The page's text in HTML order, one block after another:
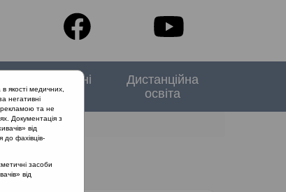
Спеціальні
випуски
Дистанційна
освіта
якості медичних,
негативні
рекламою та не
Документація з
від
до фахівців-
засоби
від